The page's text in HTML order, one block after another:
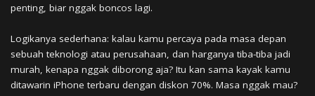
penting, biar nggak boncos lagi.
Logikanya sederhana: kalau kamu percaya pada masa depan
sebuah teknologi atau perusahaan, dan harganya tiba-tiba jadi
murah, kenapa nggak diborong aja? Itu kan sama kayak kamu
ditawarin iPhone terbaru dengan diskon 70%. Masa nggak mau?